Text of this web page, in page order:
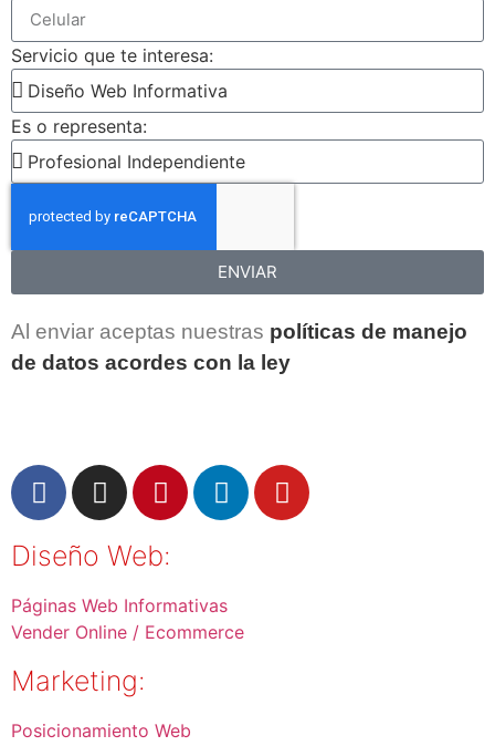
Servicio que te interesa:
Es o representa:
ENVIAR
Al enviar aceptas nuestras políticas de manejo
de datos acordes con la ley
Diseño Web:
Páginas Web Informativas
Vender Online / Ecommerce
Marketing:
Posicionamiento Web